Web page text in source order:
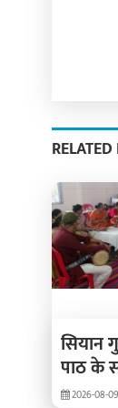
सियान
पाठ के
पाठ2026-08-